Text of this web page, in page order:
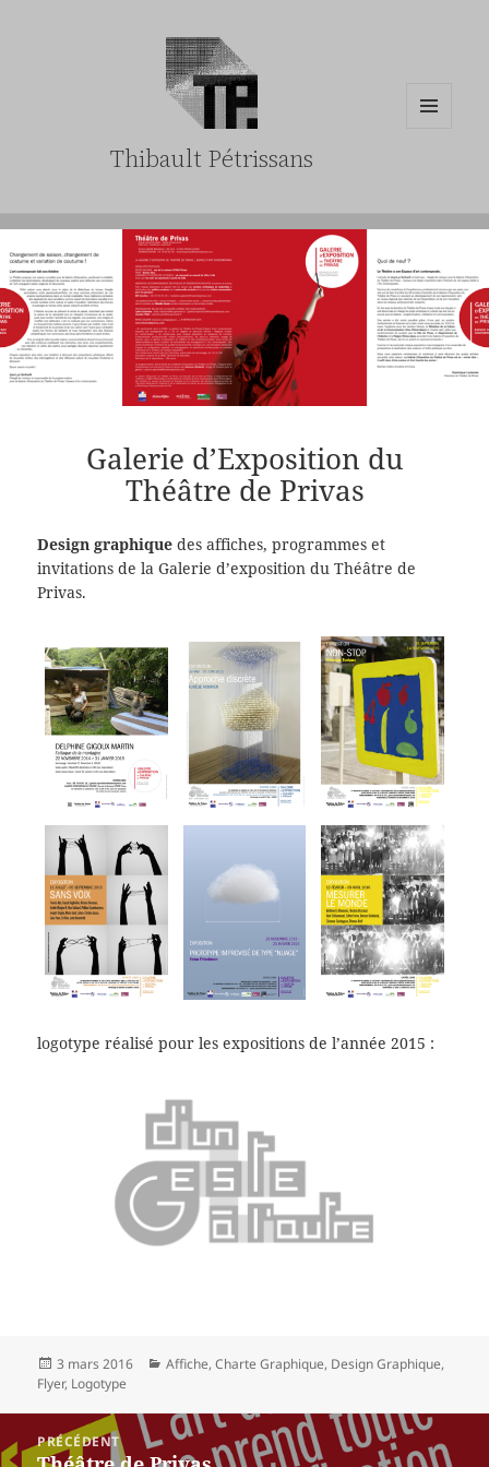
Thibault Pétrissans
Galerie d’Exposition du
Théâtre de Privas
Design graphique des affiches, programmes et
invitations de la Galerie d’exposition du Théâtre de
Privas.
logotype réalisé pour les expositions de l’année 2015 :
Publié
le
3 mars 2016 Catégories
Affiche,Charte Graphique, Design Graphique,
Flyer, Logotype
Navigation
de
PRÉCÉDENT
Article